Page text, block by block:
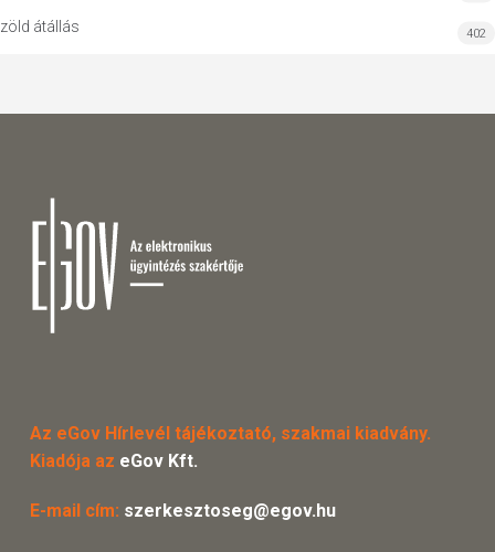
zöld átállás 402
Az eGov Hírlevél tájékoztató, szakmai kiadvány.
Kiadója az eGov Kft.
E-mail cím: szerkesztoseg@egov.hu